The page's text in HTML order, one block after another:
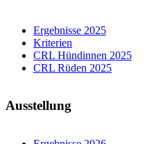
Ergebnisse 2025
Kriterien
CRL Hündinnen 2025
CRL Rüden 2025
Ausstellung